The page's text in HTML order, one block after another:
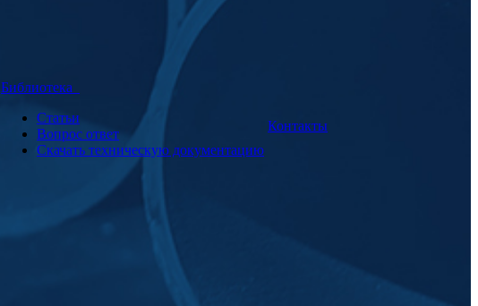
Библиотека
Статьи
Вопрос ответ
Скачать техническую документацию
Контакты